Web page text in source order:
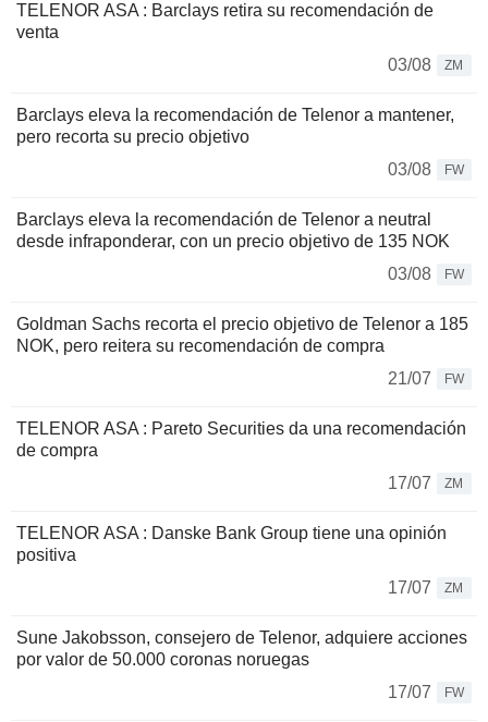
TELENOR ASA : Barclays retira su recomendación de
venta
03/08
ZM
Barclays eleva la recomendación de Telenor a mantener,
pero recorta su precio objetivo
03/08
FW
Barclays eleva la recomendación de Telenor a neutral
desde infraponderar, con un precio objetivo de 135 NOK
03/08
FW
Goldman Sachs recorta el precio objetivo de Telenor a 185
NOK, pero reitera su recomendación de compra
21/07
FW
TELENOR ASA : Pareto Securities da una recomendación
de compra
17/07
ZM
TELENOR ASA : Danske Bank Group tiene una opinión
positiva
17/07
ZM
Sune Jakobsson, consejero de Telenor, adquiere acciones
por valor de 50.000 coronas noruegas
17/07
FW